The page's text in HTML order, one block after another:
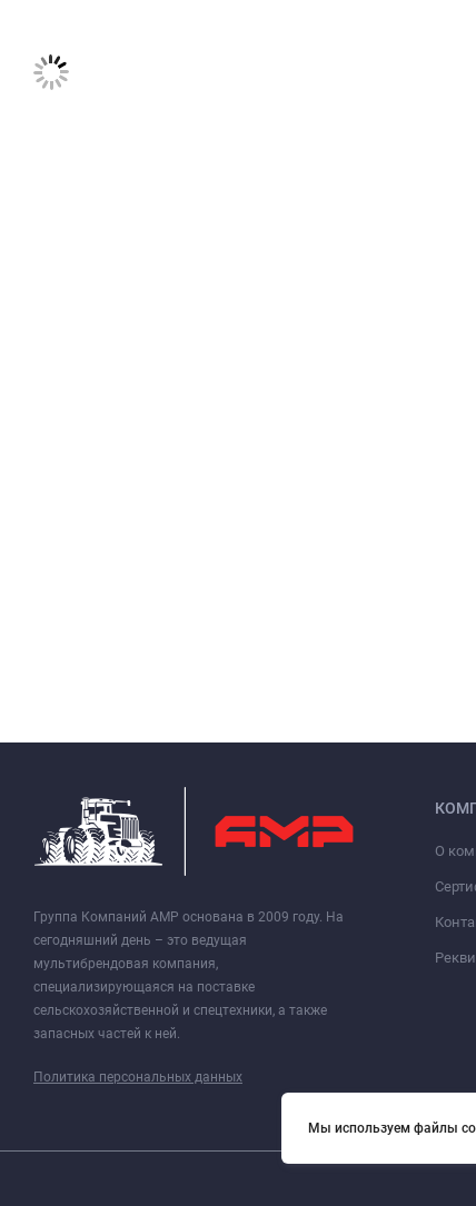
Группа Компаний АМР основана в 2009 году. На
сегодняшний день – это ведущая
мультибрендовая компания,
специализирующаяся на поставке
сельскохозяйственной и спецтехники, а также
запасных частей к ней.
Политика персональных данных
О
Мы используем файлы